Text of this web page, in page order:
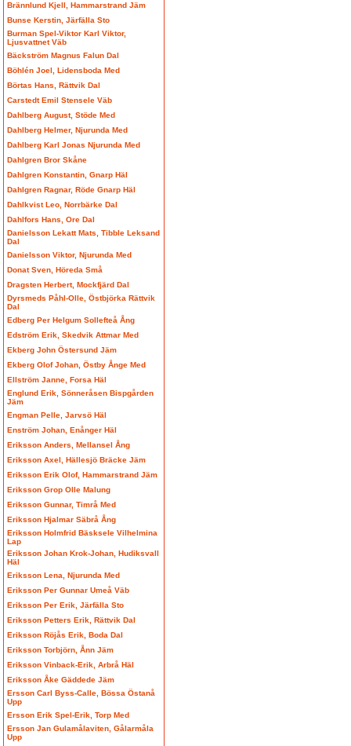
Brännlund Kjell, Hammarstrand Jäm
Bunse Kerstin, Järfälla Sto
Burman Spel-Viktor Karl Viktor,
Ljusvattnet Väb
Bäckström Magnus Falun Dal
Böhlén Joel, Lidensboda Med
Börtas Hans, Rättvik Dal
Carstedt Emil Stensele Väb
Dahlberg August, Stöde Med
Dahlberg Helmer, Njurunda Med
Dahlberg Karl Jonas Njurunda Med
Dahlgren Bror Skåne
Dahlgren Konstantin, Gnarp Häl
Dahlgren Ragnar, Röde Gnarp Häl
Dahlkvist Leo, Norrbärke Dal
Dahlfors Hans, Ore Dal
Danielsson Lekatt Mats, Tibble Leksand
Dal
Danielsson Viktor, Njurunda Med
Donat Sven, Höreda Små
Dragsten Herbert, Mockfjärd Dal
Dyrsmeds Påhl-Olle, Östbjörka Rättvik
Dal
Edberg Per Helgum Sollefteå Ång
Edström Erik, Skedvik Attmar Med
Ekberg John Östersund Jäm
Ekberg Olof Johan, Östby Ånge Med
Ellström Janne, Forsa Häl
Englund Erik, Sönneråsen Bispgården
Jäm
Engman Pelle, Jarvsö Häl
Enström Johan, Enånger Häl
Eriksson Anders, Mellansel Ång
Eriksson Axel, Hällesjö Bräcke Jäm
Eriksson Erik Olof, Hammarstrand Jäm
Eriksson Grop Olle Malung
Eriksson Gunnar, Timrå Med
Eriksson Hjalmar Säbrå Ång
Eriksson Holmfrid Bäsksele Vilhelmina
Lap
Eriksson Johan Krok-Johan, Hudiksvall
Häl
Eriksson Lena, Njurunda Med
Eriksson Per Gunnar Umeå Väb
Eriksson Per Erik, Järfälla Sto
Eriksson Petters Erik, Rättvik Dal
Eriksson Röjås Erik, Boda Dal
Eriksson Torbjörn, Ånn Jäm
Eriksson Vinback-Erik, Arbrå Häl
Eriksson Åke Gäddede Jäm
Ersson Carl Byss-Calle, Bössa Östanå
Upp
Ersson Erik Spel-Erik, Torp Med
Ersson Jan Gulamålaviten, Gålarmåla
Upp